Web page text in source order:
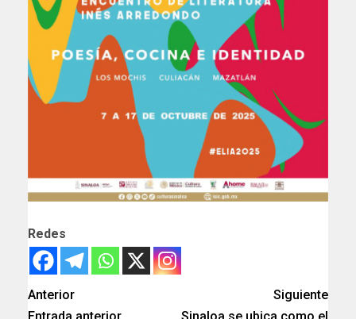
Redes
Anterior
Siguiente